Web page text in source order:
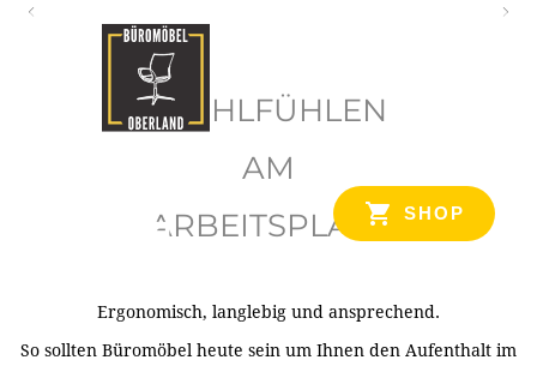
SHOP
WOHLFÜHLEN
AM
ARBEITSPLATZ
Ergonomisch, langlebig und ansprechend.
So sollten Büromöbel heute sein um Ihnen den Aufenthalt im